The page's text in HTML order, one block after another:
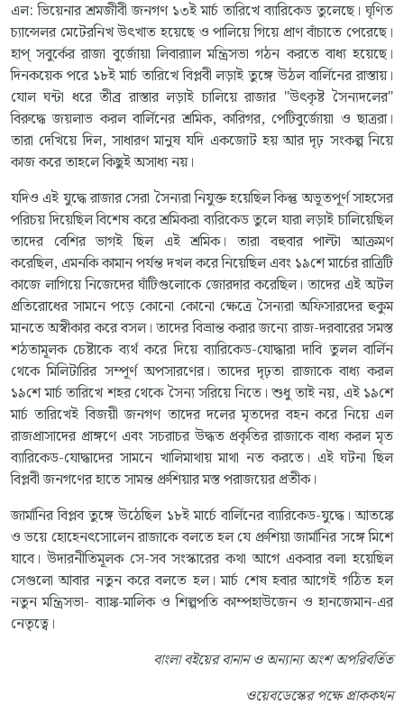
এল: ভিয়েনার শ্রমজীবী জনগণ ১৩ই মার্চ তারিখে ব্যারিকেড তুলেছে। ঘৃণিত
চ্যান্সেলর মেটেরনিখ উৎখাত হয়েছে ও পালিয়ে গিয়ে প্রাণ বাঁচাতে পেরেছে।
হাপ্ সবুর্কের রাজা বুর্জোয়া লিবার‍্যাল মন্ত্রিসভা গঠন করতে বাধ্য হয়েছে।
দিনকয়েক পরে ১৮ই মার্চ তারিখে বিপ্লবী লড়াই তুঙ্গে উঠল বার্লিনের রাস্তায়।
যোল ঘন্টা ধরে তীব্র রাস্তার লড়াই চালিয়ে রাজার "উৎকৃষ্ট সৈন্যদলের"
বিরুদ্ধে জয়লাভ করল বার্লিনের শ্রমিক, কারিগর, পেটিবুর্জোয়া ও ছাত্ররা।
তারা দেখিয়ে দিল, সাধারণ মানুষ যদি একজোট হয় আর দৃঢ় সংকল্প নিয়ে
কাজ করে তাহলে কিছুই অসাধ্য নয়।
যদিও এই যুদ্ধে রাজার সেরা সৈন্যরা নিযুক্ত হয়েছিল কিন্তু অভূতপূর্ণ সাহসের
পরিচয় দিয়েছিল বিশেষ করে শ্রমিকরা ব্যরিকেড তুলে যারা লড়াই চালিয়েছিল
তাদের বেশির ভাগই ছিল এই শ্রমিক। তারা বহুবার পাল্টা আক্রমণ
করেছিল, এমনকি কামান পর্যন্ত দখল করে নিয়েছিল এবং ১৯শে মার্চের রাত্রিটি
কাজে লাগিয়ে নিজেদের ঘাঁটিগুলোকে জোরদার করেছিল। তাদের এই অটল
প্রতিরোধের সামনে পড়ে কোনো কোনো ক্ষেত্রে সৈন্যরা অফিসারদের হুকুম
মানতে অস্বীকার করে বসল। তাদের বিভ্রান্ত করার জন্যে রাজ-দরবারের সমস্ত
শঠতামূলক চেষ্টাকে ব্যর্থ করে দিয়ে ব্যারিকেড-যোদ্ধারা দাবি তুলল বার্লিন
থেকে মিলিটারির সম্পূর্ণ অপসারণের। তাদের দৃঢ়তা রাজাকে বাধ্য করল
১৯শে মার্চ তারিখে শহর থেকে সৈন্য সরিয়ে নিতে। শুধু তাই নয়, এই ১৯শে
মার্চ তারিখেই বিজয়ী জনগণ তাদের দলের মৃতদের বহন করে নিয়ে এল
রাজপ্রাসাদের প্রাঙ্গণে এবং সচরাচর উদ্ধত প্রকৃতির রাজাকে বাধ্য করল মৃত
ব্যারিকেড-যোদ্ধাদের সামনে খালিমাথায় মাথা নত করতে। এই ঘটনা ছিল
বিপ্লবী জনগণের হাতে সামন্ত প্রুশিয়ার মস্ত পরাজয়ের প্রতীক।
জার্মানির বিপ্লব তুঙ্গে উঠেছিল ১৮ই মার্চে বার্লিনের ব্যারিকেড-যুদ্ধে। আতঙ্কে
ও ভয়ে হোহেনৎসোলেন রাজাকে বলতে হল যে প্রুশিয়া জার্মানির সঙ্গে মিশে
যাবে। উদারনীতিমূলক সে-সব সংস্কারের কথা আগে একবার বলা হয়েছিল
সেগুলো আবার নতুন করে বলতে হল। মার্চ শেষ হবার আগেই গঠিত হল
নতুন মন্ত্রিসভা- ব্যাঙ্ক-মালিক ও শিল্পপতি কাম্পহাউজেন ও হানজেমান-এর
নেতৃত্বে।
বাংলা বইয়ের বানান ও অন্যান্য অংশ অপরিবর্তিত
ওয়েবডেস্কের পক্ষে প্রাককথন